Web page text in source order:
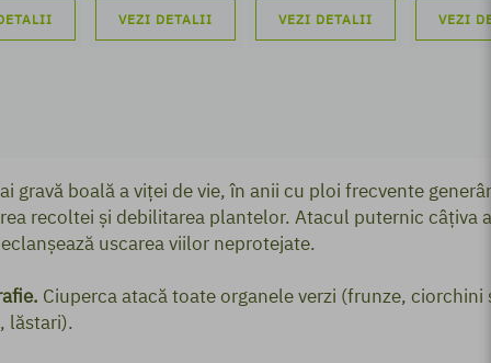
VEZI DETALII VEZI DETALII VEZI
gravă boală a viţei de vie, în anii cu ploi frecvente
recoltei şi debilitarea plantelor. Atacul puternic câţiva
uscarea viilor neprotejate.
Ciuperca atacă toate organele verzi (frunze, ciorchini
lăstari).